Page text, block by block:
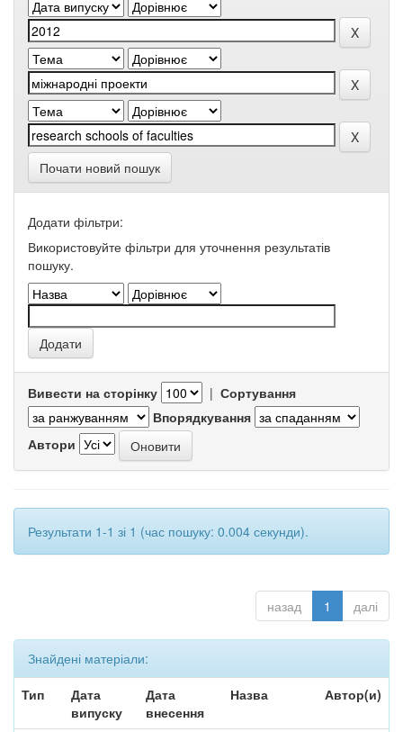
Почати новий пошук
Додати фільтри:
Використовуйте фільтри для уточнення результатів
пошуку.
Вивести на сторінку | Сортування
Впорядкування
Автори
Результати 1-1 зі 1 (час пошуку: 0.004 секунди).
назад 1 далі
Знайдені матеріали:
Тип
Дата
випуску
Дата
внесення
Назва Автор(и)